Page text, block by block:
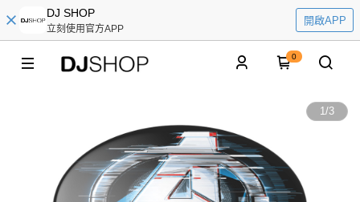
DJ SHOP
立刻使用官方APP
開啟APP
0
1/3